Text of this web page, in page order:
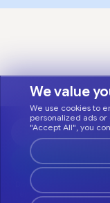
We value
We use cookies to
personalized ads
"Accept All", you